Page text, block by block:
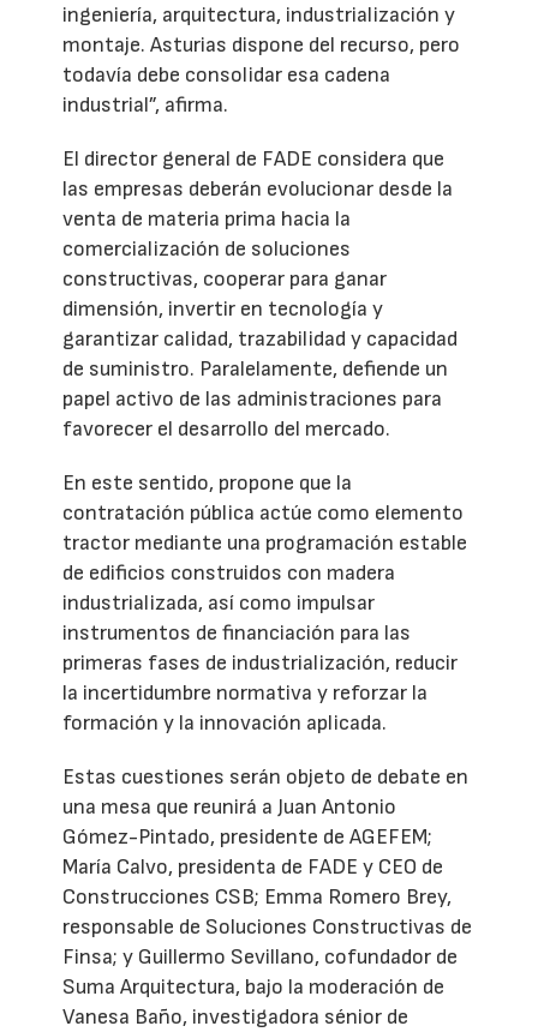
ingeniería, arquitectura, industrialización y
montaje. Asturias dispone del recurso, pero
todavía debe consolidar esa cadena
industrial”, afirma.
El director general de FADE considera que
las empresas deberán evolucionar desde la
venta de materia prima hacia la
comercialización de soluciones
constructivas, cooperar para ganar
dimensión, invertir en tecnología y
garantizar calidad, trazabilidad y capacidad
de suministro. Paralelamente, defiende un
papel activo de las administraciones para
favorecer el desarrollo del mercado.
En este sentido, propone que la
contratación pública actúe como elemento
tractor mediante una programación estable
de edificios construidos con madera
industrializada, así como impulsar
instrumentos de financiación para las
primeras fases de industrialización, reducir
la incertidumbre normativa y reforzar la
formación y la innovación aplicada.
Estas cuestiones serán objeto de debate en
una mesa que reunirá a Juan Antonio
Gómez-Pintado, presidente de AGEFEM;
María Calvo, presidenta de FADE y CEO de
Construcciones CSB; Emma Romero Brey,
responsable de Soluciones Constructivas de
Finsa; y Guillermo Sevillano, cofundador de
Suma Arquitectura, bajo la moderación de
Vanesa Baño, investigadora sénior de